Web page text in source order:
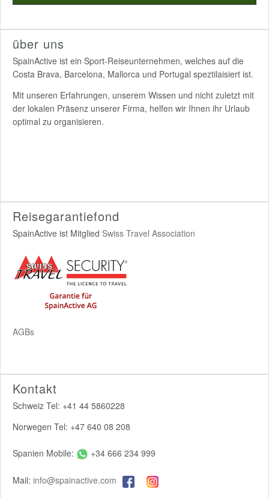
über uns
SpainActive ist ein Sport-Reiseunternehmen, welches auf die
Costa Brava, Barcelona, Mallorca und Portugal speztilaisiert ist.
Mit unseren Erfahrungen, unserem Wissen und nicht zuletzt mit
der lokalen Präsenz unserer Firma, helfen wir Ihnen ihr Urlaub
optimal zu organisieren.
Reisegarantiefond
SpainActive ist Mitglied Swiss Travel Association
AGBs
Kontakt
Schweiz Tel: +41 44 5860228
Norwegen Tel: +47 640 08 208
Spanien Mobile: +34 666 234 999
Mail: info@spainactive.com